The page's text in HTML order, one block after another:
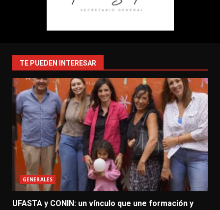
TE PUEDEN INTERESAR
GENERALES
UFASTA y CONIN: un vínculo que une formación y